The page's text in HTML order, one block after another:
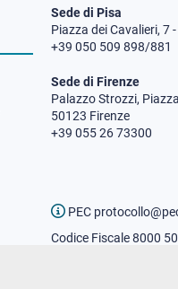
Sede di Pisa
Piazza dei Cavalieri, 7
+39 050 509 898/881
Sede di Firenze
Palazzo Strozzi,
50123 Firenze
+39 055 26 73300
PEC
Codice Fiscale 8000